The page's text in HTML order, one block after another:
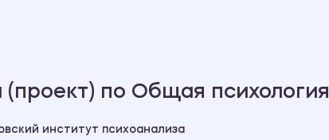
(проект) по Общая психология
институт психоанализа